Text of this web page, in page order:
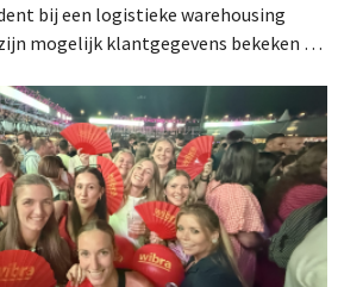
bij een logistieke warehousing
mogelijk klantgegevens bekeken of
ook al waarschuwde.